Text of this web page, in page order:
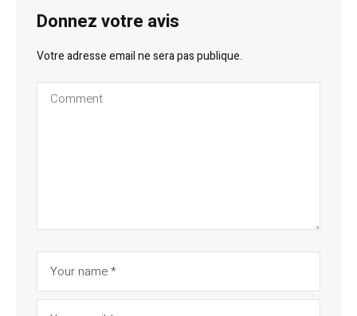
Donnez votre avis
Votre adresse email ne sera pas publique.